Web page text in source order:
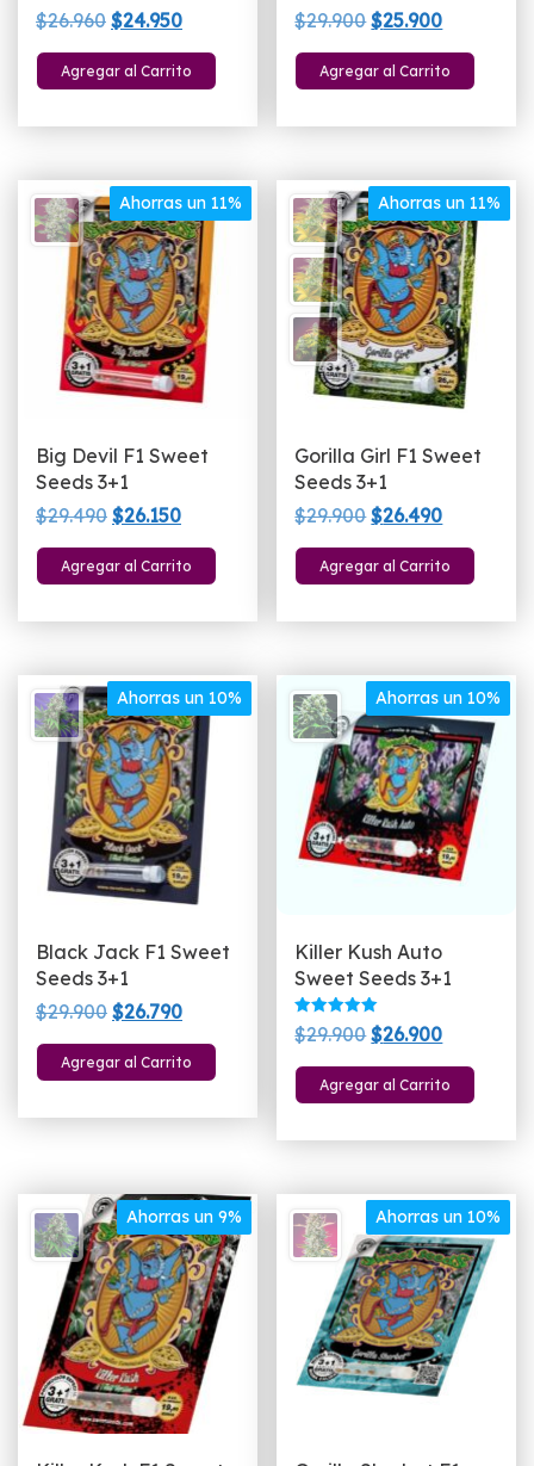
$26.960 El
precio
original
$24.950El
precio
actual
Agregar al Carrito
$29.900El
precio
original
$25.900El
precio
actual
Agregar al Carrito
Ahorras un 11%
Big Devil F1 Sweet
Seeds 3+1
$29.490 El
precio
original
$26.150El
precio
actual
Agregar al Carrito
Ahorras un 11%
Gorilla Girl F1 Sweet
Seeds 3+1
$29.900El
precio
original
$26.490El
precio
actual
Agregar al Carrito
Ahorras un 10%
Black Jack F1 Sweet
Seeds 3+1
$29.900 El
precio
original
$26.790El
precio
actual
Agregar al Carrito
Ahorras un 10%
Killer Kush Auto
Sweet Seeds 3+1
Valorado
con
de 5
$29.900El
precio
original
$26.900El
precio
actual
Agregar al Carrito
Ahorras un 9% Ahorras un 10%